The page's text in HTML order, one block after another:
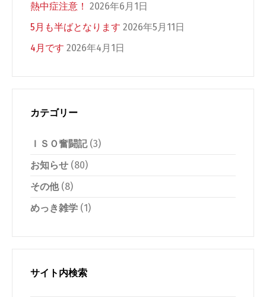
熱中症注意！ 2026年6月1日
5月も半ばとなります 2026年5月11日
4月です 2026年4月1日
カテゴリー
ＩＳＯ奮闘記(3)
お知らせ (80)
その他(8)
めっき雑学 (1)
サイト内検索